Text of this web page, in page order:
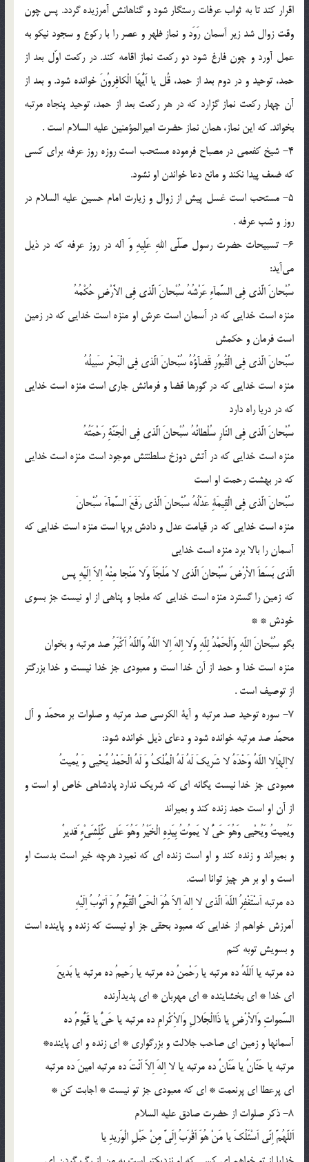
اقرار کند تا به ثواب عرفات رستگار شود و گناهانش آمرزیده گردد. پس چون
وقت زوال شد زیر آسمان رَوَد و نماز ظهر و عصر را با ركوع و سجود نیكو به
عمل آورد و چون فارغ شود دو ركعت نماز اقامه كند. در ركعت اوّل بعد از
حمد، توحید و در دوم بعد از حمد، قُل یا اَیُّهَا الْكافِروُنَ خوانده شود. و بعد از
آن چهار ركعت نماز گزارد که در هر ركعت بعد از حمد، توحید پنجاه مرتبه
بخواند. كه این نماز، همان نماز حضرت امیرالمؤمنین علیه السلام است .
4- شیخ كفعمى در مصباح فرموده مستحب است روزه روز عرفه براى كسى
كه ضعف پیدا نكند و مانع دعا خواندن او نشود.
5- مستحب است غسل پیش از زوال و زیارت امام حسین علیه السلام در
روز و شب عرفه .
6- تسبیحات حضرت رسول صَلَّى اللهِ عَلِیهِ وَ آله در روز عرفه که در ذیل
می‎آید:
سُبْحانَ الَّذى فِى السَّمآءِ عَرْشُهُ سُبْحانَ الَّذى فِى الاَْرْضِ حُكْمُهُ
منزه است خدایى كه در آسمان است عرش او منزه است خدایى كه در زمین
است فرمان و حكمش
سُبْحانَ الَّذى فِى الْقُبوُرِ قَضآؤُهُ سُبْحانَ الَّذى فِى الْبَحْرِ سَبیلُهُ
منزه است خدایى كه در گورها قضا و فرمانش جارى است منزه است خدایى
كه در دریا راه دارد
سُبْحانَ الَّذى فِى النّارِ سُلْطانُهُ سُبْحانَ الَّذى فِى الْجَنَّةِ رَحْمَتُهُ
منزه است خدایى كه در آتش دوزخ سلطنتش موجود است منزه است خدایى
كه در بهشت رحمت او است
سُبْحانَ الَّذى فِى الْقِیمَةِ عَدْلُهُ سُبْحانَ الَّذى رَفَعَ السَّمآءَ سُبْحانَ
منزه است خدایى كه در قیامت عدل و دادش برپا است منزه است خدایى كه
آسمان را بالا برد منزه است خدایى
الَّذى بَسَطَ الاْرْضَ سُبْحانَ الَّذى لا مَلْجَاَ وَلا مَنْجا مِنْهُ اِلاّ اِلَیْهِ پس
كه زمین را گسترد منزه است خدایى كه ملجا و پناهى از او نیست جز بسوى
خودش * *
بگو سُبْحانَ اللّهِ وَالْحَمْدُ لِلّهِ وَلا اِلهَ اِلا اللّهُ وَاللّهُ اَكْبَرُ صد مرتبه و بخوان
منزه است خدا و حمد از آن خدا است و معبودى جز خدا نیست و خدا بزرگتر
از توصیف است .
7- سوره توحید صد مرتبه و آیة الكرسى صد مرتبه و صلوات بر محمّد و آل
محمّد صد مرتبه خوانده شود و دعای ذیل خوانده شود:
لااِلهَاِلا اللّهُ وَحْدَهُ لا شَریكَ لَهُ لَهُ الْمُلْكُ وَ لَهُ الْحَمْدُ یُحْیى وَ یُمیتُ
معبودى جز خدا نیست یگانه اى كه شریك ندارد پادشاهى خاص او است و
از آن او است حمد زنده كند و بمیراند
وَیُمیتُ وَیُحْیى وَهُوَ حَىُّ لا یَموُتُ بِیَدِهِ الْخَیْرُ وَهُوَ عَلى كُلِّشَىْءٍ َقدیرٌ
و بمیراند و زنده كند و او است زنده اى كه نمیرد هرچه خیر است بدست او
است و او بر هر چیز توانا است.
ده مرتبه اَسْتَغْفِرُ اللّهَ الَّذى لا اِلهَ اِلاّ هُوَ الْحَىُّ الْقَیُّومُ وَ اَتوُبُ اِلَیْهِ
آمرزش خواهم از خدایى كه معبود بحقى جز او نیست كه زنده و پاینده است
و بسویش توبه كنم
ده مرتبه یا اَللّهُ ده مرتبه یا رَحْمنُ ده مرتبه یا رَحیمُ ده مرتبه یا بَدیعَ
اى خدا * اى بخشاینده * اى مهربان * اى پدیدآرنده
السَّمواتِ وَالاْرْضِ یا ذَاالْجَلالِ وَالاِْكْرامِ ده مرتبه یا حَىُّ یا قَیُّومُ ده
آسمانها و زمین اى صاحب جلالت و بزرگوارى * اى زنده و اى پاینده*
مرتبه یا حَنّانُ یا مَنّانُ ده مرتبه یا لا اِلهَ اِلاّ اَنْتَ ده مرتبه امینَ ده مرتبه
اى پرعطا اى پرنعمت * اى كه معبودى جز تو نیست * اجابت كن *
8- ذكر صلوات از حضرت صادق علیه السلام
اَللّهُمَّ اِنّى اَسْئَلُكَ یا مَنْ هُوَ اَقْرَبُ اِلَىَّ مِنْ حَبْلِ الْوَریدِ یا